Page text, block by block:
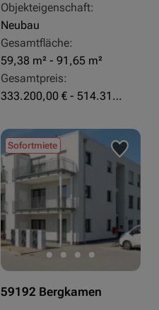
Objekteigenschaft:
Neubau
Gesamtfläche:
59,38 m² - 91,65 m²
Gesamtpreis:
333.200,00 € - 514.310,00 €
Sofortmiete
59192 Bergkamen